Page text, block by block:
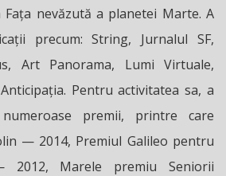
Fața nevăzută a planetei Marte. A
precum: String, Jurnalul SF,
Art Panorama, Lumi Virtuale,
Pentru activitatea sa, a
premii, printre care
— 2014, Premiul Galileo pentru
Marele premiu Seniorii